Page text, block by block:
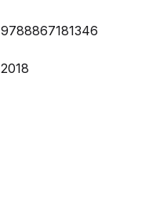
9788867181346
2018